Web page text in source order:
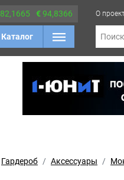
82,1665 €94,8366
Каталог
О
Поиск
Гардероб Аксессуары